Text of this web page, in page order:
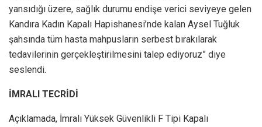
yansıdığı üzere, sağlık durumu endişe verici seviyeye gelen
Kandıra Kadın Kapalı Hapishanesi’nde kalan Aysel Tuğluk
şahsında tüm hasta mahpusların serbest bırakılarak
tedavilerinin gerçekleştirilmesini talep ediyoruz” diye
seslendi.
İMRALI TECRİDİ
Açıklamada, İmralı Yüksek Güvenlikli F Tipi Kapalı